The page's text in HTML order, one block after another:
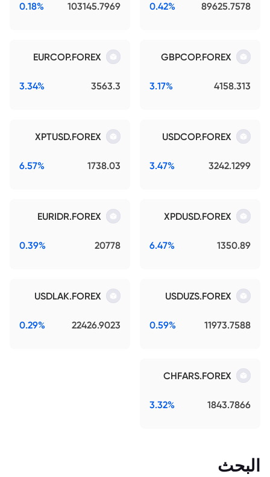
89625.7578
0.42%
103145.7969
0.18%
GBPCOP.FOREX
4158.313
3.17%
EURCOP.FOREX
3563.3
3.34%
USDCOP.FOREX
3242.1299
3.47%
XPTUSD.FOREX
1738.03
6.57%
XPDUSD.FOREX
1350.89
6.47%
EURIDR.FOREX
20778
0.39%
USDUZS.FOREX
11973.7588
0.59%
USDLAK.FOREX
22426.9023
0.29%
CHFARS.FOREX
1843.7866
3.32%
البحث